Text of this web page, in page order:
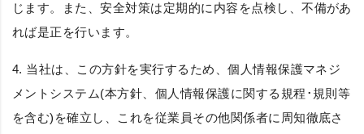
じます。また、安全対策は定期的に内容を点検し、不備があ
れば是正を行います。
4. 当社は、この方針を実行するため、個人情報保護マネジ
メントシステム(本方針、個人情報保護に関する規程･規則等
を含む)を確立し、これを従業員その他関係者に周知徹底さ